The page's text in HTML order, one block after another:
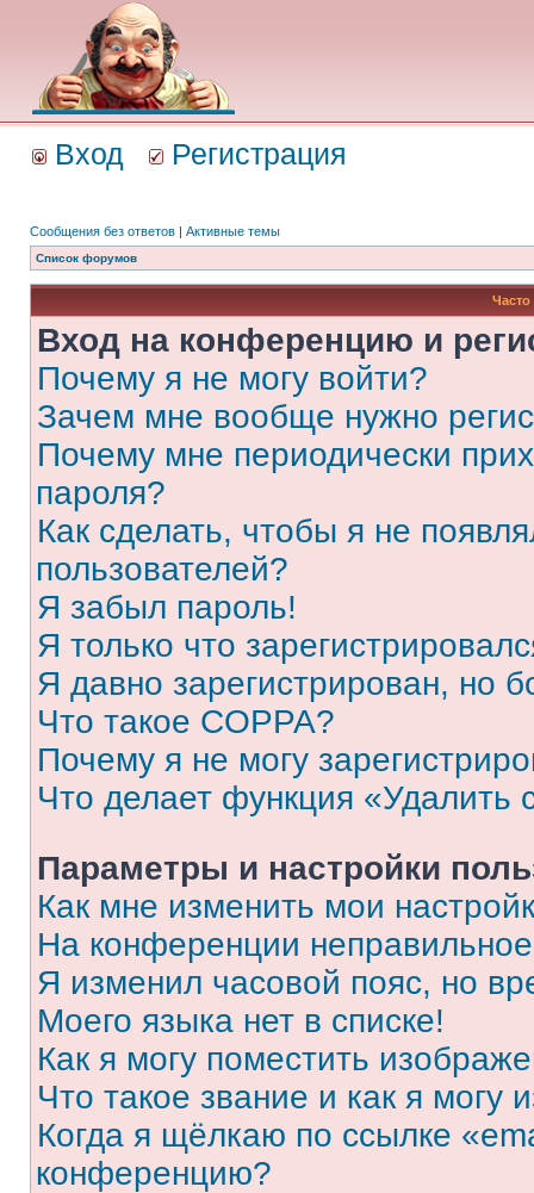
Вход Регистрация
Сообщения без ответов | Активные темы
Список форумов
Вход на конференцию и
Почему я не могу войти?
Зачем мне вообще нужно
Почему мне периодически
пароля?
Как сделать, чтобы я не
пользователей?
Я забыл пароль!
Я только что
Я давно зарегистрирован, но
Что такое COPPA?
Почему я не могу
Что делает функция «Удалить
Параметры и настройки
Как мне изменить мои
На конференции
Я изменил часовой пояс, но
Моего языка нет в списке!
Как я могу поместить
Что такое звание и как я могу
Когда я щёлкаю по ссылке
конференцию?